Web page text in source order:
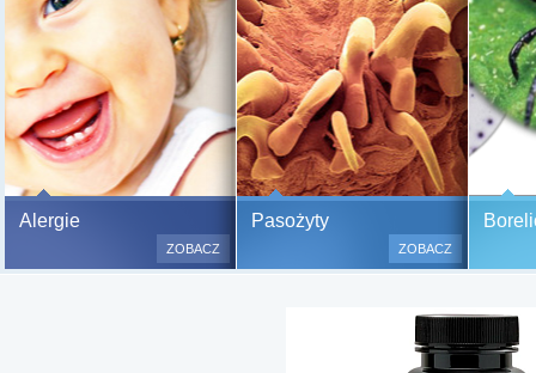
Alergie
Bezbolesne testy alergiczne
500 alergenów oraz zabiegi
odczulające.
(bez nakłuwania i nacinania,
bardzo ważne w przypadku
a wynik jest natychmiastowy.
ZOBACZ
Pasożyty
ZOBACZ